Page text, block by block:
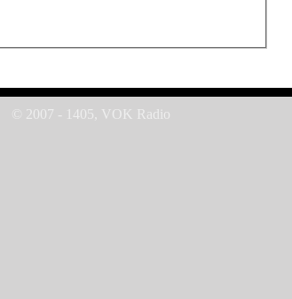
© 2007 - 1405, VOK Radio